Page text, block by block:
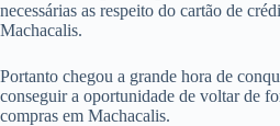
necessárias as respeito do cartão de
Machacalis.
Portanto chegou a grande hora de
conseguir a oportunidade de voltar de
compras em Machacalis.